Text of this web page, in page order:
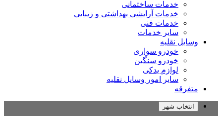
خدمات ساختمانی
خدمات آرایشی بهداشتی و زیبایی
خدمات فنی
سایر خدمات
نقلیه
خودرو سواری
خودرو سنگین
لوازم یدکی
سایر امور وسایل نقلیه
شهر